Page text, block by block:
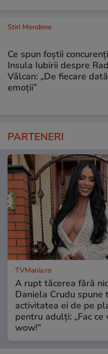
Stiri Mondene
Ce spun foștii
Insula Iubirii despre
Vâlcan: „De fiecare
emoții”
PARTENERI
TVMania.ro
A rupt tăcerea fără
Daniela Crudu spune
activitatea ei de pe
pentru adulți: „Fac ce
wow!”